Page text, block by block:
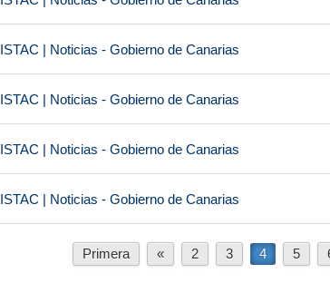
ISTAC | Noticias - Gobierno de Canarias
ISTAC | Noticias - Gobierno de Canarias
ISTAC | Noticias - Gobierno de Canarias
ISTAC | Noticias - Gobierno de Canarias
Primera « 2 3 4 5